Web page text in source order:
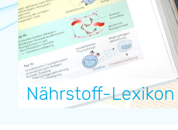
Nährstoff-Lexikon